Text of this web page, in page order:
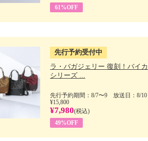
61%OFF
先行予約受付中
ラ・バガジェリー 復刻！バイ
シリーズ ...
先行予約期間：8/7〜9 放送日：8/10
¥15,800
¥7,980(税込)
49%OFF